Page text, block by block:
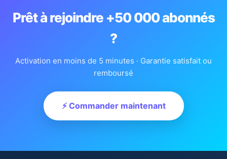
Prêt à rejoindre +50 000 abonnés
?
Activation en moins de 5 minutes · Garantie satisfait ou
remboursé
⚡ Commander maintenant